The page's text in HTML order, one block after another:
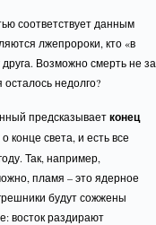
соответствует данным
лжепророки, кто «в
Возможно смерть не за
осталось недолго?
предсказываетконец
конце света, и есть все
Так, например,
пламя – это ядерное
будут сожжены
восток раздирают